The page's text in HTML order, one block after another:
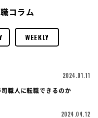
コラム
WEEKLY
2024.01.11
職人に転職できるのか
2024.04.12